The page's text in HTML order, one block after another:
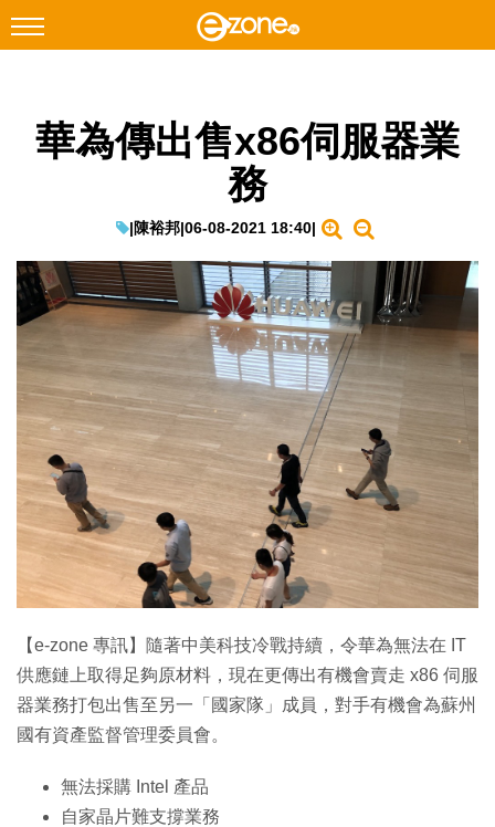
Facebook Instagram
遊戲動漫
教學評測
EduTech
IT Times
生成式AI與雲端應用
Enterprise Digital Transformation
特集
華為傳出售x86伺服器業
務
|陳裕邦|06-08-2021 18:40|
【e-zone 專訊】隨著中美科技冷戰持續，令華為無法在 IT
供應鏈上取得足夠原材料，現在更傳出有機會賣走 x86 伺服
器業務打包出售至另一「國家隊」成員，對手有機會為蘇州
國有資產監督管理委員會。
無法採購 Intel 產品
自家晶片難支撐業務